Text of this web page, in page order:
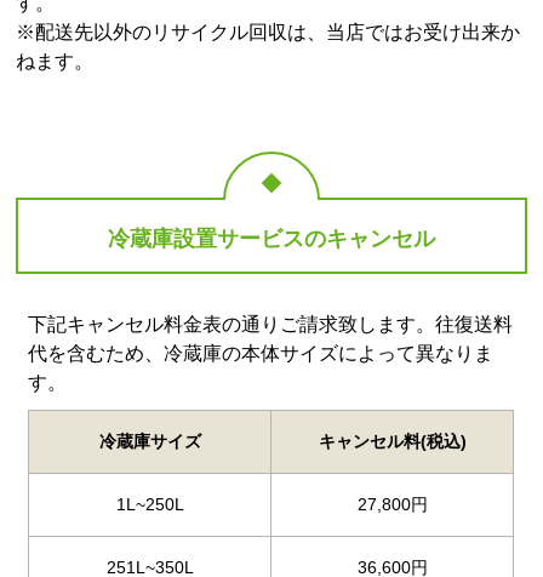
※配送先以外のリサイクル回収は、当店ではお受け出来か
ねます。
冷蔵庫設置サービスのキャンセル
下記キャンセル料金表の通りご請求致します。往復送料
代を含むため、冷蔵庫の本体サイズによって異なりま
す。
冷蔵庫サイズ キャンセル料(税込)
1L~250L 27,800円
251L~350L 36,600円